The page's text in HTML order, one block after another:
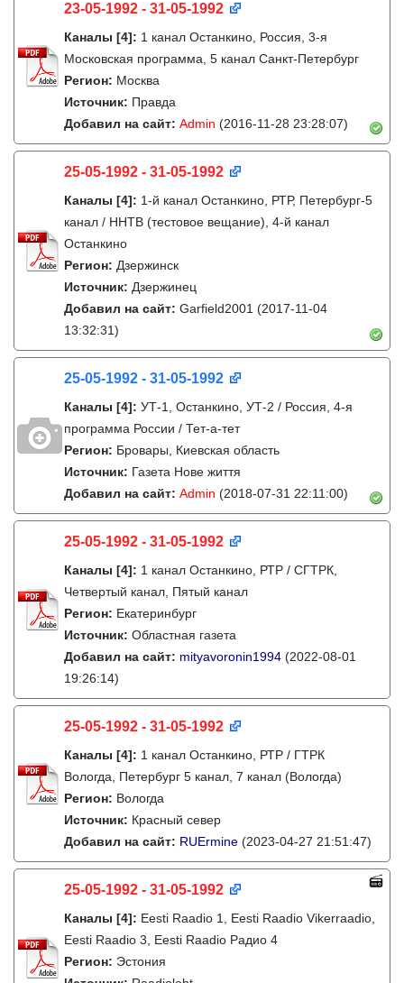
23-05-1992 - 31-05-1992
Каналы [4]: 1 канал Останкино, Россия, 3-я
Московская программа, 5 канал Санкт-Петербург
Регион: Москва
Источник: Правда
Добавил на сайт: Admin (2016-11-28 23:28:07)
25-05-1992 - 31-05-1992
Каналы [4]: 1-й канал Останкино, РТР, Петербург-5
канал / ННТВ (тестовое вещание), 4-й канал
Останкино
Регион: Дзержинск
Источник: Дзержинец
Добавил на сайт: Garfield2001 (2017-11-04
13:32:31)
25-05-1992 - 31-05-1992
Каналы [4]: УТ-1, Останкино, УТ-2 / Россия, 4-я
программа России / Тет-а-тет
Регион: Бровары, Киевская область
Источник: Газета Нове життя
Добавил на сайт: Admin (2018-07-31 22:11:00)
25-05-1992 - 31-05-1992
Каналы [4]: 1 канал Останкино, РТР / СГТРК,
Четвертый канал, Пятый канал
Регион: Екатеринбург
Источник: Областная газета
Добавил на сайт: mityavoronin1994 (2022-08-01
19:26:14)
25-05-1992 - 31-05-1992
Каналы [4]: 1 канал Останкино, РТР / ГТРК
Вологда, Петербург 5 канал, 7 канал (Вологда)
Регион: Вологда
Источник: Красный север
Добавил на сайт: RUErmine (2023-04-27 21:51:47)
25-05-1992 - 31-05-1992
Каналы [4]: Eesti Raadio 1, Eesti Raadio Vikerraadio,
Eesti Raadio 3, Eesti Raadio Радио 4
Регион: Эстония